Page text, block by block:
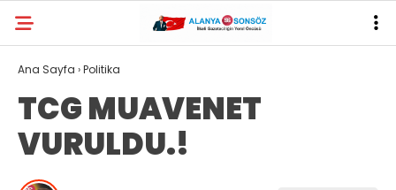
Ana Sayfa ›Politika
TCG MUAVENET
VURULDU.!